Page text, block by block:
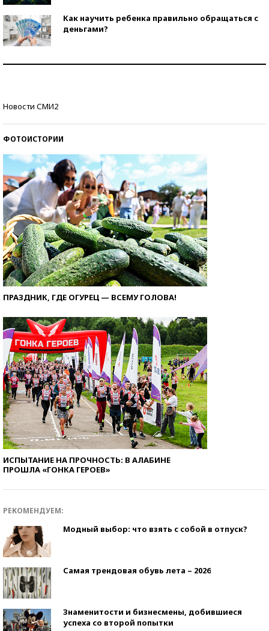
Как научить ребенка правильно обращаться с
деньгами?
Новости СМИ2
ФОТОИСТОРИИ
ПРАЗДНИК, ГДЕ ОГУРЕЦ — ВСЕМУ ГОЛОВА!
ИСПЫТАНИЕ НА ПРОЧНОСТЬ: В АЛАБИНЕ
ПРОШЛА «ГОНКА ГЕРОЕВ»
РЕКОМЕНДУЕМ:
Модный выбор: что взять с собой в отпуск?
Самая трендовая обувь лета – 2026
Знаменитости и бизнесмены, добившиеся
успеха со второй попытки